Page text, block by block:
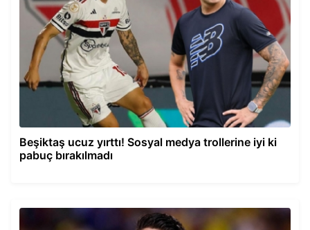
Beşiktaş ucuz yırttı! Sosyal medya trollerine iyi ki
pabuç bırakılmadı